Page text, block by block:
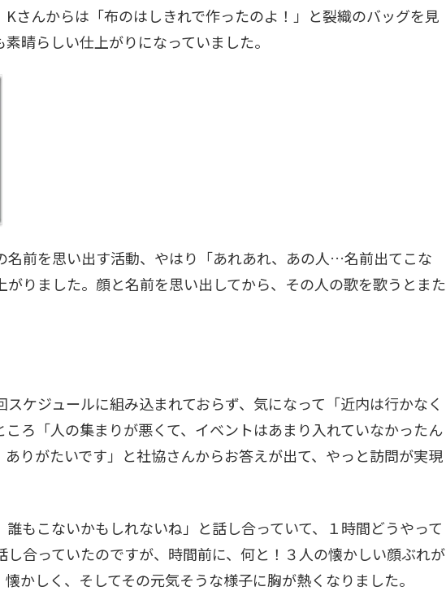
さんからは「布のはしきれで作ったのよ！」と裂織のバッグを見
晴らしい仕上がりになっていました。
名前を思い出す活動、やはり「あれあれ、あの人…名前出てこな
がりました。顔と名前を思い出してから、その人の歌を歌うとまた
ケジュールに組み込まれておらず、気になって「近内は行かなく
ろ「人の集まりが悪くて、イベントはあまり入れていなかったん
りがたいです」と社協さんからお答えが出て、やっと訪問が実現
もこないかもしれないね」と話し合っていて、１時間どうやって
合っていたのですが、時間前に、何と！３人の懐かしい顔ぶれが
かしく、そしてその元気そうな様子に胸が熱くなりました。